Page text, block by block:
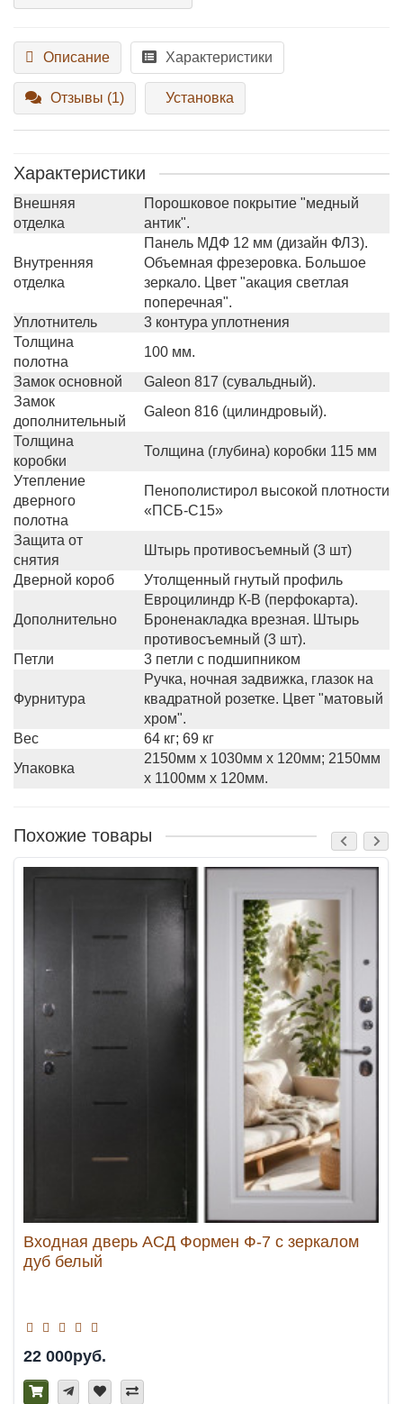
Описание Характеристики
Отзывы (1) Установка
Характеристики
Внешняя
отделка
Порошковое покрытие "медный
антик".
Внутренняя
отделка
Панель МДФ 12 мм (дизайн ФЛЗ).
Объемная фрезеровка. Большое
зеркало. Цвет "акация светлая
поперечная".
Уплотнитель
3 контура уплотнения
Толщина
полотна
100 мм.
Замок основной
Galeon 817 (сувальдный).
Замок
дополнительный
Galeon 816 (цилиндровый).
Толщина
коробки
Толщина (глубина) коробки 115 мм
Утепление
дверного
полотна
Пенополистирол высокой плотности
«ПСБ-С15»
Защита от
снятия
Штырь противосъемный (3 шт)
Дверной короб
Утолщенный гнутый профиль
Дополнительно
Евроцилиндр К-В (перфокарта).
Броненакладка врезная. Штырь
противосъемный (3 шт).
Петли
3 петли с подшипником
Фурнитура
Ручка, ночная задвижка, глазок на
квадратной розетке. Цвет "матовый
хром".
Вес
64 кг; 69 кг
Упаковка
2150мм х 1030мм х 120мм; 2150мм
х 1100мм х 120мм.
Похожие товары
Входная дверь АСД Формен Ф-7 с зеркалом
дуб белый
22 000руб.